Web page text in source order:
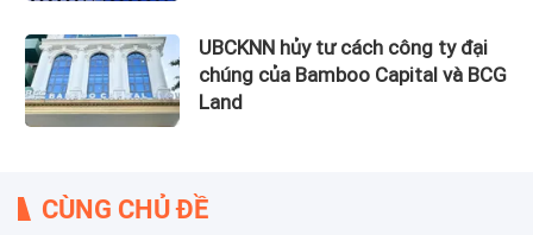
UBCKNN hủy tư cách công ty đại
chúng của Bamboo Capital và BCG
Land
CÙNG CHỦ ĐỀ